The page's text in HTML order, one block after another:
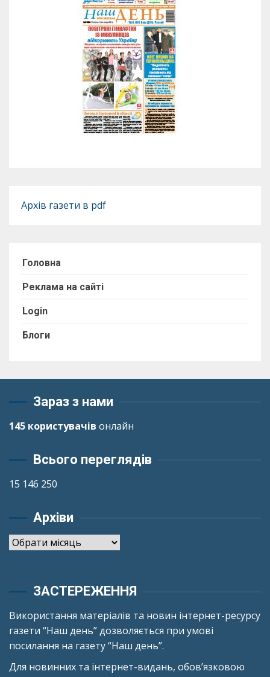
Архів газети в pdf
Головна
Реклама на сайті
Login
Блоги
Зараз з нами
145 користувачів онлайн
Всього переглядів
15 146 250
Архіви
Архіви
ЗАСТЕРЕЖЕННЯ
Використання матеріалів та новин інтернет-ресурсу
газети “Наш день” дозволяється при умові
посилання на газету “Наш день”.
Для новинних та інтернет-видань, обов’язковою